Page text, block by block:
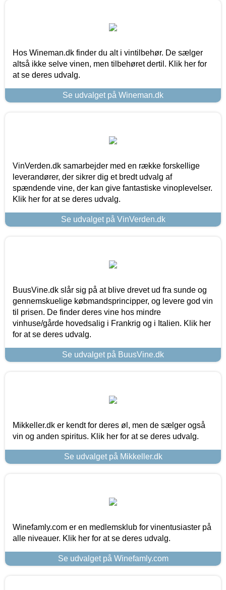
Hos Wineman.dk finder du alt i vintilbehør. De sælger
altså ikke selve vinen, men tilbehøret dertil. Klik her for
at se deres udvalg.
Se udvalget på Wineman.dk
VinVerden.dk samarbejder med en række forskellige
leverandører, der sikrer dig et bredt udvalg af
spændende vine, der kan give fantastiske vinoplevelser.
Klik her for at se deres udvalg.
Se udvalget på VinVerden.dk
BuusVine.dk slår sig på at blive drevet ud fra sunde og
gennemskuelige købmandsprincipper, og levere god vin
til prisen. De finder deres vine hos mindre
vinhuse/gårde hovedsalig i Frankrig og i Italien. Klik her
for at se deres udvalg.
Se udvalget på BuusVine.dk
Mikkeller.dk er kendt for deres øl, men de sælger også
vin og anden spiritus. Klik her for at se deres udvalg.
Se udvalget på Mikkeller.dk
Winefamly.com er en medlemsklub for vinentusiaster på
alle niveauer. Klik her for at se deres udvalg.
Se udvalget på Winefamly.com